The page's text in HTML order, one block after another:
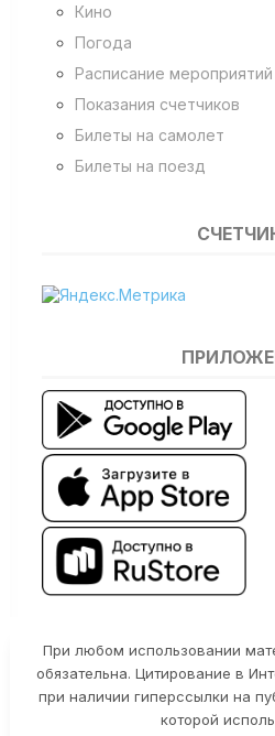
Кино
Погода
Расписание мероприятий
Показания счетчиков
Билеты на самолет
Билеты на поезд
При любом использовании
обязательна. Цитирование в
при наличии гиперссылки на
которой